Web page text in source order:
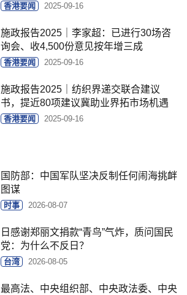
香港要闻 2025-09-16
施政报告2025｜李家超：已进行30场咨
询会、收4,500份意见按年增三成
香港要闻 2025-09-16
施政报告2025｜纺织界递交联合建议
书，提近80项建议冀助业界拓市场机遇
香港要闻 2025-09-16
国防部：中国军队坚决反制任何闹海挑衅
图谋
时事 2026-08-07
日感谢郑丽文捐款“青鸟”气炸，质问国民
党：为什么不反日？
台湾 2026-08-05
最高法、中央组织部、中央政法委、中央